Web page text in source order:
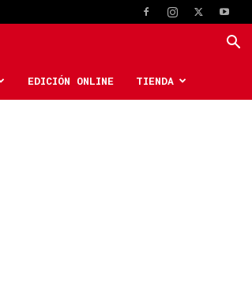
EDICIÓN ONLINE TIENDA